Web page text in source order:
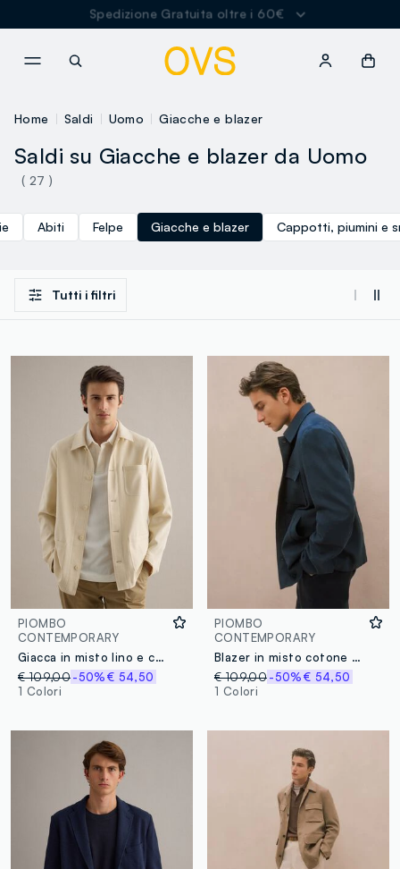
Spedizione Gratuita oltre i 60€
Home Saldi Uomo Giacche e blazer
Saldi su Giacche e blazer da Uomo
( 27 )
Abiti Felpe Giacche e blazer Cappotti, piumini e
Tutti i filtri
PIOMBO
CONTEMPORARY
Giacca in misto lino e cotone bianca regular fit
€ 109,00-50%€ 54,50
1 Colori
PIOMBO
CONTEMPORARY
Blazer in misto cotone e lino blu regular fit
€ 109,00-50%€ 54,50
1 Colori